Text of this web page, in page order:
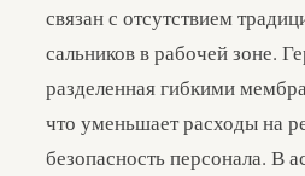
связан с отсутствием
сальников в рабочей зоне.
разделенная гибкими
что уменьшает расходы на
безопасность персонала. В